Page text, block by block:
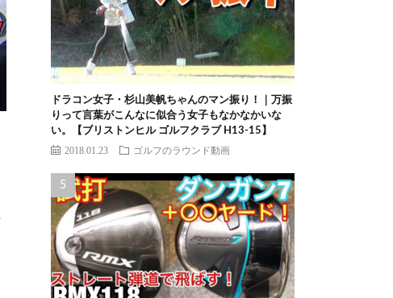
ドラコン女子・杉山美帆ちゃんのマン振り！｜万振
りって言葉がこんなに似合う女子もなかなかいな
い。【ブリストンヒル ゴルフクラブ H13-15】
2018.01.23 ゴルフのラウンド動画